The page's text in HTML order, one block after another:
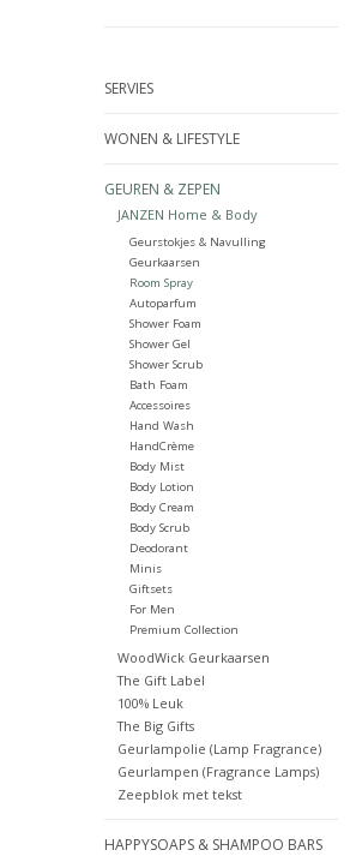
SERVIES
WONEN & LIFESTYLE
GEUREN & ZEPEN
JANZEN Home & Body
Geurstokjes & Navulling
Geurkaarsen
Room Spray
Autoparfum
Shower Foam
Shower Gel
Shower Scrub
Bath Foam
Accessoires
Hand Wash
HandCrème
Body Mist
Body Lotion
Body Cream
Body Scrub
Deodorant
Minis
Giftsets
For Men
Premium Collection
WoodWick Geurkaarsen
The Gift Label
100% Leuk
The Big Gifts
Geurlampolie (Lamp Fragrance)
Geurlampen (Fragrance Lamps)
Zeepblok met tekst
HAPPYSOAPS & SHAMPOO BARS